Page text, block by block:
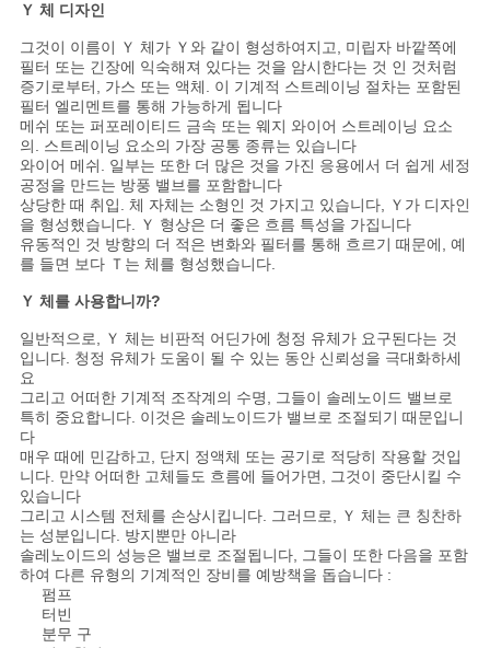
사
이
트
맵
PRIVACY
POLICY
Ｙ 체 디자인
그것이 이름이 Ｙ 체가 Ｙ와 같이 형성하여지고, 미립자 바깥쪽에
필터 또는 긴장에 익숙해져 있다는 것을 암시한다는 것 인 것처럼
증기로부터, 가스 또는 액체. 이 기계적 스트레이닝 절차는 포함된
필터 엘리멘트를 통해 가능하게 됩니다
메쉬 또는 퍼포레이티드 금속 또는 웨지 와이어 스트레이닝 요소
의. 스트레이닝 요소의 가장 공통 종류는 있습니다
와이어 메쉬. 일부는 또한 더 많은 것을 가진 응용에서 더 쉽게 세정
공정을 만드는 방풍 밸브를 포함합니다
상당한 때 취입. 체 자체는 소형인 것 가지고 있습니다, Ｙ가 디자인
을 형성했습니다. Ｙ 형상은 더 좋은 흐름 특성을 가집니다
유동적인 것 방향의 더 적은 변화와 필터를 통해 흐르기 때문에, 예
를 들면 보다 Ｔ는 체를 형성했습니다.
Ｙ 체를 사용합니까?
일반적으로, Ｙ 체는 비판적 어딘가에 청정 유체가 요구된다는 것
입니다. 청정 유체가 도움이 될 수 있는 동안 신뢰성을 극대화하세
요
그리고 어떠한 기계적 조작계의 수명, 그들이 솔레노이드 밸브로
특히 중요합니다. 이것은 솔레노이드가 밸브로 조절되기 때문입니
다
매우 때에 민감하고, 단지 정액체 또는 공기로 적당히 작용할 것입
니다. 만약 어떠한 고체들도 흐름에 들어가면, 그것이 중단시킬 수
있습니다
그리고 시스템 전체를 손상시킵니다. 그러므로, Ｙ 체는 큰 칭찬하
는 성분입니다. 방지뿐만 아니라
솔레노이드의 성능은 밸브로 조절됩니다, 그들이 또한 다음을 포함
하여 다른 유형의 기계적인 장비를 예방책을 돕습니다 :
펌프
터빈
분무 구